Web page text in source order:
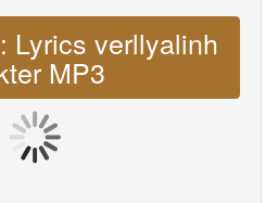
Lyrics verllyalinh
MP3